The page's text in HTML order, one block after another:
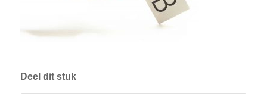
Deel dit stuk